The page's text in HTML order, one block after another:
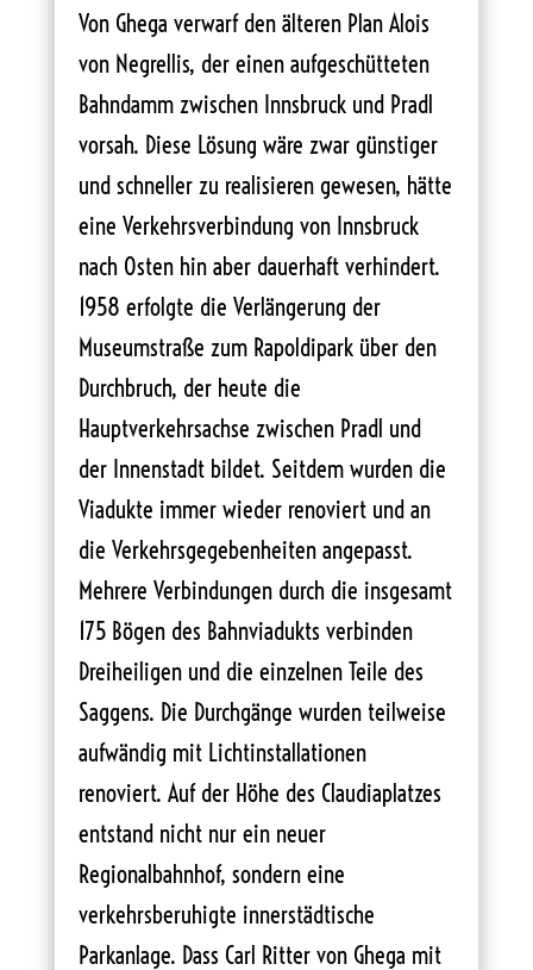
Von Ghega verwarf den älteren Plan Alois
von Negrellis, der einen aufgeschütteten
Bahndamm zwischen Innsbruck und Pradl
vorsah. Diese Lösung wäre zwar günstiger
und schneller zu realisieren gewesen, hätte
eine Verkehrsverbindung von Innsbruck
nach Osten hin aber dauerhaft verhindert.
1958 erfolgte die Verlängerung der
Museumstraße zum Rapoldipark über den
Durchbruch, der heute die
Hauptverkehrsachse zwischen Pradl und
der Innenstadt bildet. Seitdem wurden die
Viadukte immer wieder renoviert und an
die Verkehrsgegebenheiten angepasst.
Mehrere Verbindungen durch die insgesamt
175 Bögen des Bahnviadukts verbinden
Dreiheiligen und die einzelnen Teile des
Saggens. Die Durchgänge wurden teilweise
aufwändig mit Lichtinstallationen
renoviert. Auf der Höhe des Claudiaplatzes
entstand nicht nur ein neuer
Regionalbahnhof, sondern eine
verkehrsberuhigte innerstädtische
Parkanlage. Dass Carl Ritter von Ghega mit